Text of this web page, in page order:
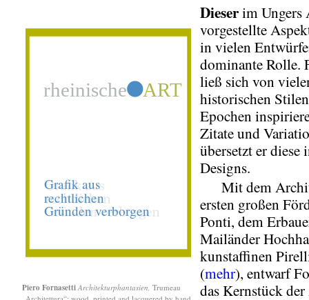
Piero Fornasetti Architekturphantasien, Trumeau
„Architettura“; wood, printed and lacquered by hand,
Dieserim Ungers
vorgestellte
in vielen
dominante Rolle.
ließ sich von
historischen
Epochen
Zitate und
übersetzt er diese
Designs.
Mit dem
ersten großen
Ponti, dem
Mailänder
kunstaffinen
(mehr), entwarf
das Kernstück